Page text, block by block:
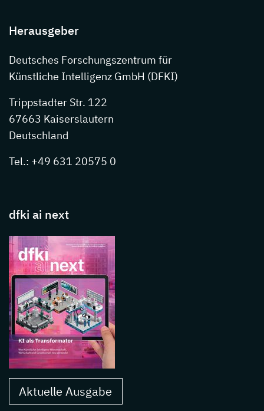
Herausgeber
Deutsches Forschungszentrum für
Künstliche Intelligenz GmbH (DFKI)
Trippstadter Str. 122
67663 Kaiserslautern
Deutschland
Tel.: +49 631 20575 0
dfki ai next
Aktuelle Ausgabe